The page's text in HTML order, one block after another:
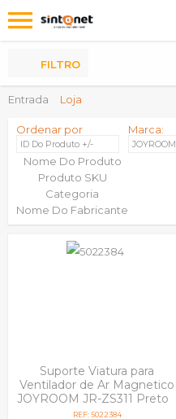
Entrada Loja
FILTRO
Ordenar por
ID Do Produto +/-
Nome Do Produto
Produto SKU
Categoria
Nome Do Fabricante
Marca:
JOYROOM
Suporte Viatura para
Ventilador de Ar Magnetico
JOYROOM JR-ZS311 Preto
REF: 5022384